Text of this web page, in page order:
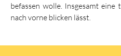
befassen wolle. Insgesamt
nach vorne blicken lässt.